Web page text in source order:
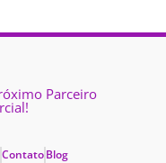
Parceiro
Contato Blog